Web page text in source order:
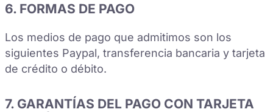
6. FORMAS DE PAGO
Los medios de pago que admitimos son los
siguientes Paypal, transferencia bancaria y tarjeta
de crédito o débito.
7. GARANTÍAS DEL PAGO CON TARJETA